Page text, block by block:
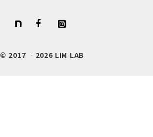
© 2017 ‐2026 LIM LAB